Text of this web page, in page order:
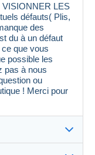
VISIONNER LES
défauts( Plis,
des
du à un défaut
que vous
possible les
pas à nous
ou
! Merci pour